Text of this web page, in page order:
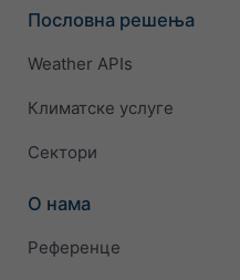
Пословна решења
Weather APIs
Климатске услуге
Сектори
О нама
Референце